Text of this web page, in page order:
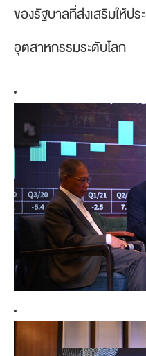
ของรัฐบาลที่ส่งเสริมให้ปร
อุตสาหกรรมระดับโลก